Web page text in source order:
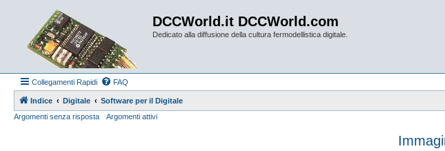
DCCWorld.it DCCWorld.com
Dedicato alla diffusione della cultura fermodellistica digitale.
Collegamenti Rapidi FAQ
Indice Digitale
Software per il Digitale
Argomenti senza risposta
Argomenti attivi